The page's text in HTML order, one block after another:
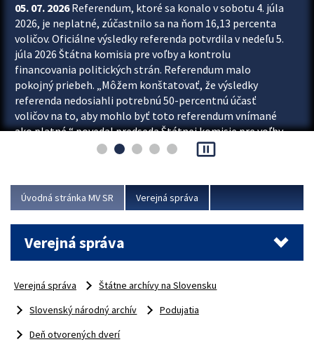
05. 07. 2026Referendum, ktoré sa konalo v sobotu 4. júla
2026, je neplatné, zúčastnilo sa na ňom 16,13 percenta
voličov. Oficiálne výsledky referenda potvrdila v nedeľu 5.
júla 2026 Štátna komisia pre voľby a kontrolu
financovania politických strán. Referendum malo
pokojný priebeh. „Môžem konštatovať, že výsledky
referenda nedosiahli potrebnú 50-percentnú účasť
voličov na to, aby mohlo byť toto referendum vnímané
ako platné,“ povedal predseda Štátnej komisie pre voľby
a kontrolu financovania politických...
pause_presentation
Úvodná stránka MV SR Verejná správa
Verejná správa
Verejná správa
Štátne archívy na Slovensku
Slovenský národný archív
Podujatia
Deň otvorených dverí